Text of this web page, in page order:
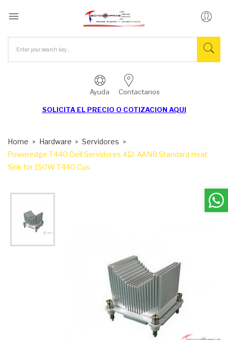

Ayuda Contactanos
SOLICITA EL PRECIO O COTIZACION AQUI
Home Hardware
Servidores
Poweredge T440 Dell Servidores 412-AANB Standard Heat
Sink for 150W T440 Cus